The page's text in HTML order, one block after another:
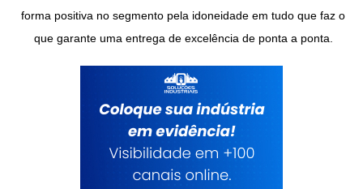
forma positiva no segmento pela idoneidade em tudo que faz o
que garante uma entrega de excelência de ponta a ponta.